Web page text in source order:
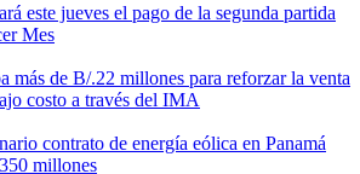
este jueves el pago de la segunda partida
Mes
más de B/.22 millones para reforzar la venta
costo a través del IMA
contrato de energía eólica en Panamá
millones